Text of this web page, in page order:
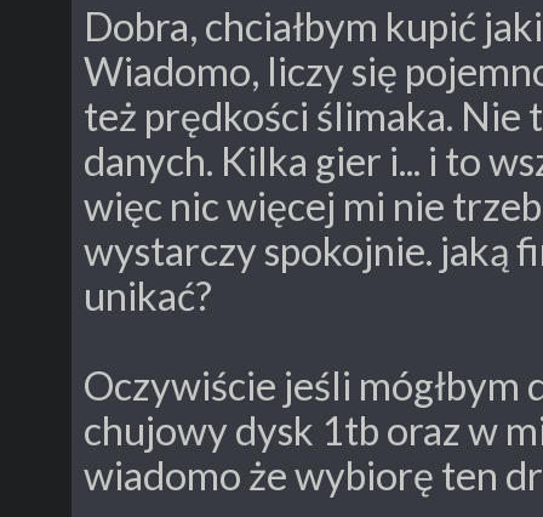
Dobra, chciałbym kupić
Wiadomo, liczy się
też prędkości ślimaka.
danych. Kilka gier i... i to
więc nic więcej mi nie
wystarczy spokojnie. jaką
unikać?
Oczywiście jeśli mógłbym
chujowy dysk 1tb oraz w
wiadomo że wybiorę ten